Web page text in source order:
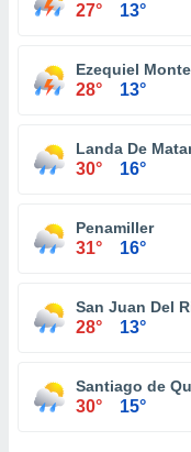
27° 13°
Ezequiel
28° 13°
Landa De
30° 16°
Penamiller
31° 16°
San Juan Del
28° 13°
Santiago de
30° 15°